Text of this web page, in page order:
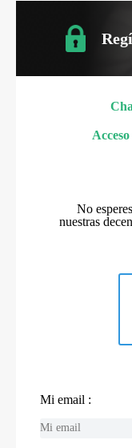
No
nuestras
Mi email :